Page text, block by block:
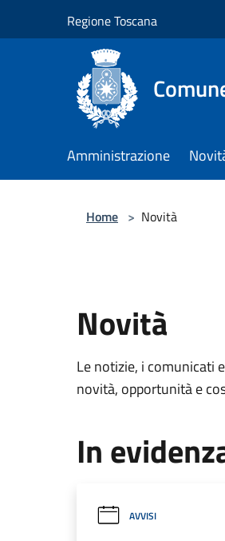
Regione Toscana
Amministrazione
Home > Novità
Novità
Le notizie, i comunicati
novità, opportunità e
In
AVVISI